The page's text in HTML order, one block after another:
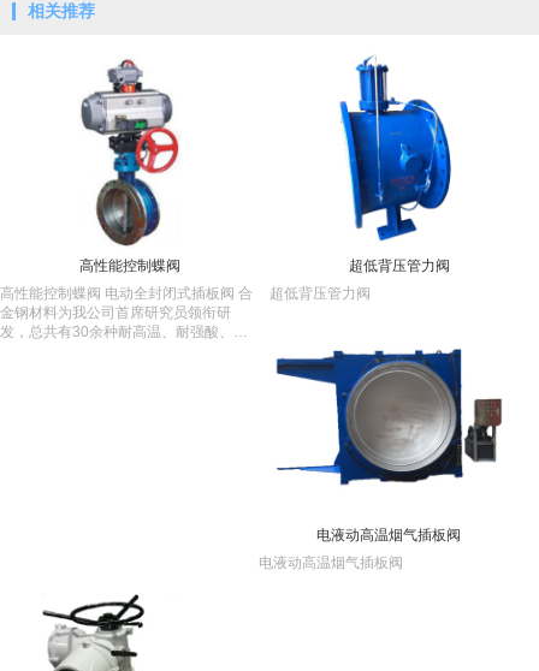
相关推荐
高性能控制蝶阀
​高性能控制蝶阀 电动全封闭式插板阀 合
金钢材料为我公司首席研究员领衔研
发，总共有30余种耐高温、耐强酸、强
超低背压管力阀
超低背压管力阀
电液动高温烟气插板阀
电液动高温烟气插板阀